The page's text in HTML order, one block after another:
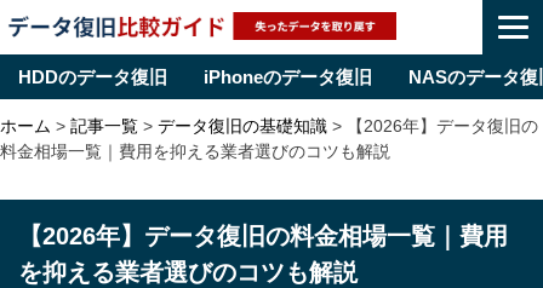
to
HDDのデータ復旧 iPhoneのデータ復旧 NASのデータ復
ホーム > 記事一覧 > データ復旧の基礎知識 >
【2026年】データ復旧の
料金相場一覧｜費用を抑える業者選びのコツも解説
【2026年】データ復旧の料金相場一覧｜費用
を抑える業者選びのコツも解説